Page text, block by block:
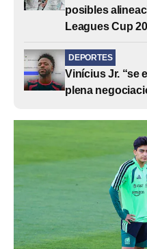
posibles
Leagues Cup
DEPORTES
Vinícius Jr. “se
plena